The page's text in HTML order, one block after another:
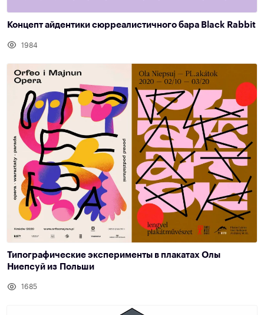
Концепт айдентики сюрреалистичного бара Black Rabbit
1984
Типографические эксперименты в плакатах Олы
Ниепсуй из Польши
1685